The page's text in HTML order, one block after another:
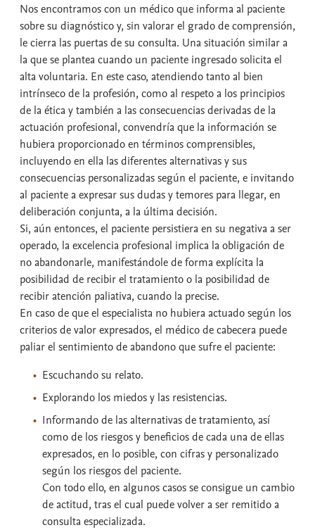
Nos encontramos con un médico que informa al paciente
sobre su diagnóstico y, sin valorar el grado de comprensión,
le cierra las puertas de su consulta. Una situación similar a
la que se plantea cuando un paciente ingresado solicita el
alta voluntaria. En este caso, atendiendo tanto al bien
intrínseco de la profesión, como al respeto a los principios
de la ética y también a las consecuencias derivadas de la
actuación profesional, convendría que la información se
hubiera proporcionado en términos comprensibles,
incluyendo en ella las diferentes alternativas y sus
consecuencias personalizadas según el paciente, e invitando
al paciente a expresar sus dudas y temores para llegar, en
deliberación conjunta, a la última decisión.
Si, aún entonces, el paciente persistiera en su negativa a ser
operado, la excelencia profesional implica la obligación de
no abandonarle, manifestándole de forma explícita la
posibilidad de recibir el tratamiento o la posibilidad de
recibir atención paliativa, cuando la precise.
En caso de que el especialista no hubiera actuado según los
criterios de valor expresados, el médico de cabecera puede
paliar el sentimiento de abandono que sufre el paciente:
Escuchando su relato.
Explorando los miedos y las resistencias.
Informando de las alternativas de tratamiento, así
como de los riesgos y beneficios de cada una de ellas
expresados, en lo posible, con cifras y personalizado
según los riesgos del paciente.
Con todo ello, en algunos casos se consigue un cambio
de actitud, tras el cual puede volver a ser remitido a
consulta especializada.